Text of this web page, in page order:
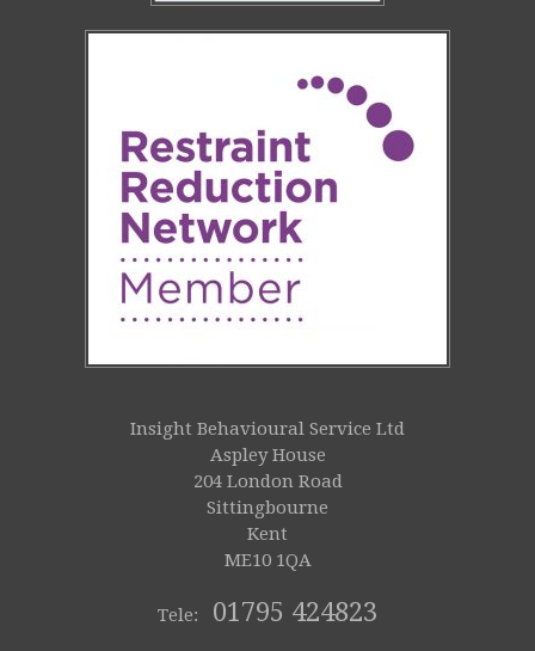
Insight Behavioural Service Ltd
Aspley House
204 London Road
Sittingbourne
Kent
ME10 1QA
Tele: 01795 424823